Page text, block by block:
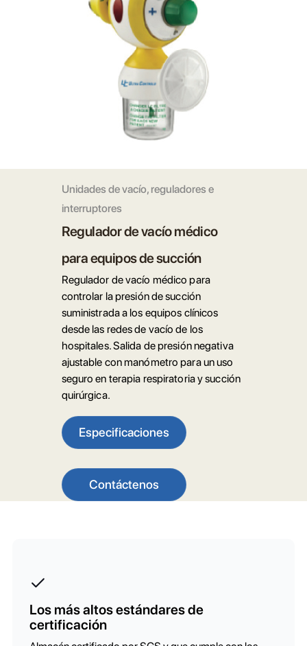
Unidades de vacío, reguladores e
interruptores
Regulador de vacío médico
para equipos de succión
Regulador de vacío médico para
controlar la presión de succión
suministrada a los equipos clínicos
desde las redes de vacío de los
hospitales. Salida de presión negativa
ajustable con manómetro para un uso
seguro en terapia respiratoria y succión
quirúrgica.
Especificaciones
Contáctenos
Los más altos estándares de
certificación